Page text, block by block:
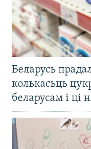
Беларусь
колькасьць
беларусам і ці